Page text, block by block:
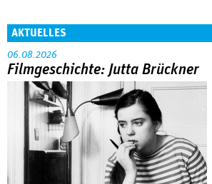
AKTUELLES
06.08.2026
Filmgeschichte: Jutta Brückner